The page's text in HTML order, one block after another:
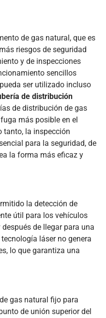
de gas natural, que es
riesgos de seguridad
y de inspecciones
sencillos
ser utilizado incluso
de distribución
de distribución de gas
más posible en el
tanto, la inspección
para la seguridad, de
la forma más eficaz y
la detección de
útil para los vehículos
de llegar para una
láser no genera
lo que garantiza una
gas natural fijo para
de unión superior del